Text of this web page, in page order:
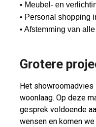
• Meubel- en
• Personal shopping
• Afstemming van
Grotere
Het
woonlaag. Op deze
gesprek voldoende
wensen en komen